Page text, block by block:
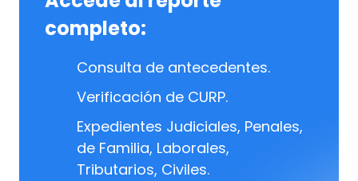
completo:
Consulta de antecedentes.
Verificación de CURP.
Expedientes Judiciales, Penales,
de Familia, Laborales,
Tributarios, Civiles.